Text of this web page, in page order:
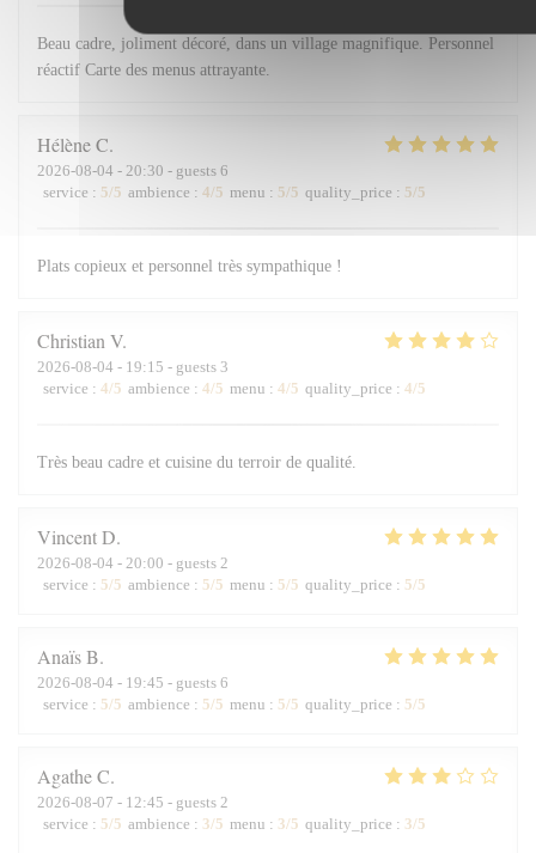
Beau cadre, joliment décoré, dans un village magnifique. Personnel
réactif Carte des menus attrayante.
HélèneC
2026-08-04 - 20:30 - guests 6
service : 5/5 ambience : 4/5 menu : 5/5 quality_price : 5/5
Plats copieux et personnel très sympathique !
Christian V
2026-08-04 - 19:15 - guests 3
service : 4/5 ambience : 4/5 menu : 4/5 quality_price : 4/5
Très beau cadre et cuisine du terroir de qualité.
VincentD
2026-08-04 - 20:00 - guests 2
service : 5/5 ambience : 5/5 menu : 5/5 quality_price : 5/5
AnaïsB
2026-08-04 - 19:45 - guests 6
service : 5/5 ambience : 5/5 menu : 5/5 quality_price : 5/5
AgatheC
2026-08-07 - 12:45 - guests 2
service : 5/5 ambience : 3/5 menu : 3/5 quality_price : 3/5